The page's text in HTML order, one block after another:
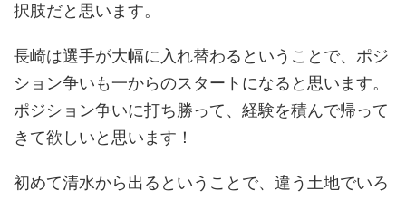
択肢だと思います。
長崎は選手が大幅に入れ替わるということで、ポジ
ション争いも一からのスタートになると思います。
ポジション争いに打ち勝って、経験を積んで帰って
きて欲しいと思います！
初めて清水から出るということで、違う土地でいろ